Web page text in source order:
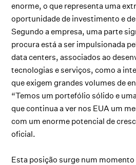
enorme, o que representa uma
oportunidade de investimento e
Segundo a empresa, uma parte
procura está a ser impulsionada
data centers, associados ao
tecnologias e serviços, como a
que exigem grandes volumes de
“Temos um portefólio sólido e
que continua a ver nos EUA um
com um enorme potencial de
oficial.
Esta posição surge num